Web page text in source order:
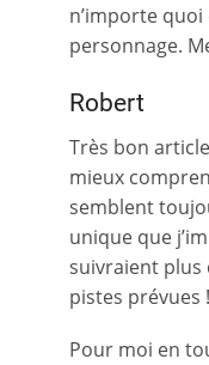
n’importe
personnage.
Robert
Très bon
mieux
semblent
unique que
suivraient plus
pistes prévues !
Pour moi en